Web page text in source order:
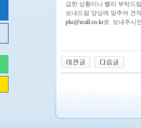
급한 상황이니 빨리 부탁드
보내드림 양싱에 맞추어 견
phc@zcall.co.kr로 보내주시